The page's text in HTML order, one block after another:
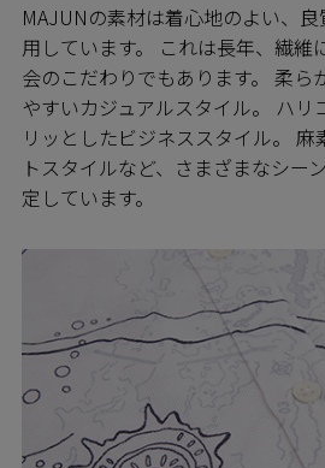
MAJUNの素材は着心地のよい、
用しています。 これは長年、繊維
会のこだわりでもあります。 柔ら
やすいカジュアルスタイル。 ハリ
リッとしたビジネススタイル。
トスタイルなど、さまざまなシー
定しています。